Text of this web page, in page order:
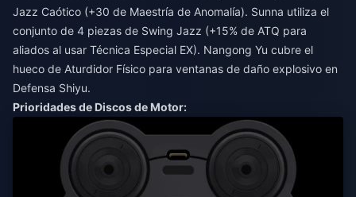
Jazz Caótico (+30 de Maestría de Anomalía). Sunna utiliza el
conjunto de 4 piezas de Swing Jazz (+15% de ATQ para
aliados al usar Técnica Especial EX). Nangong Yu cubre el
hueco de Aturdidor Físico para ventanas de daño explosivo en
Defensa Shiyu.
Prioridades de Discos de Motor: